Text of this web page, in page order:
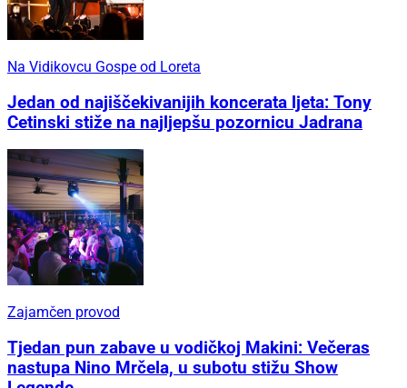
Na Vidikovcu Gospe od Loreta
Jedan od najiščekivanijih koncerata ljeta: Tony
Cetinski stiže na najljepšu pozornicu Jadrana
Zajamčen provod
Tjedan pun zabave u vodičkoj Makini: Večeras
nastupa Nino Mrčela, u subotu stižu Show